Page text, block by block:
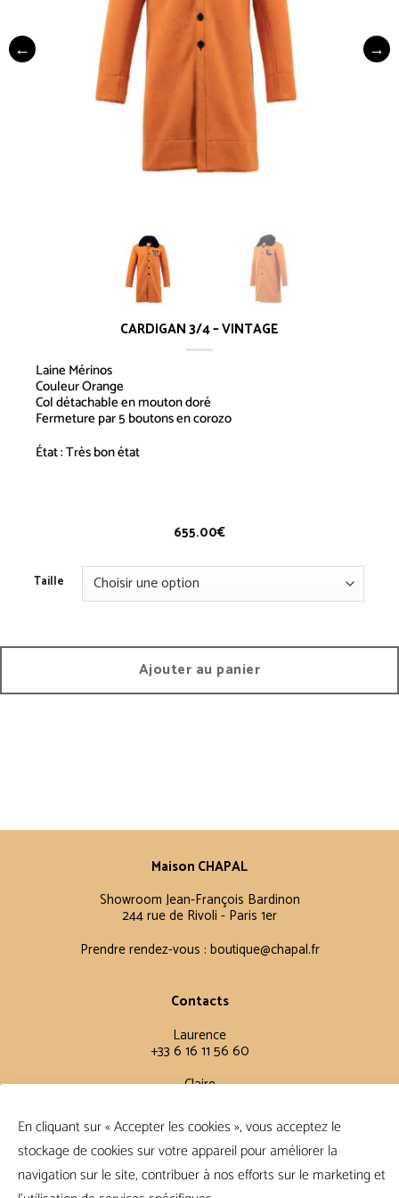
En cliquant sur « Accepter les cookies », vous acceptez le
stockage de cookies sur votre appareil pour améliorer la
navigation sur le site, contribuer à nos efforts sur le marketing et
CARDIGAN 3/4 – VINTAGE
Laine Mérinos
Couleur Orange
Col détachable en mouton doré
Fermeture par 5 boutons en corozo
État : Très bon état
655.00€
Taille
Ajouter au panier
Maison CHAPAL
Showroom Jean-François Bardinon
244 rue de Rivoli - Paris 1er
Prendre rendez-vous : boutique@chapal.fr
Contacts
Laurence
+33 6 16 11 56 60
Claire
Conditions Générales
FAQ